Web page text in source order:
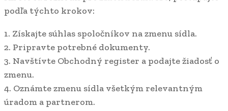
podľa týchto krokov:
1. Získajte súhlas spoločníkov na zmenu sídla.
2. Pripravte potrebné dokumenty.
3. Navštívte Obchodný register a podajte žiadosť o
zmenu.
4. Oznámte zmenu sídla všetkým relevantným
úradom a partnerom.